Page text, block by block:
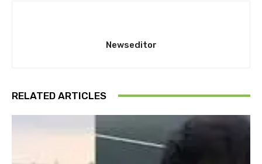
Newseditor
RELATED ARTICLES